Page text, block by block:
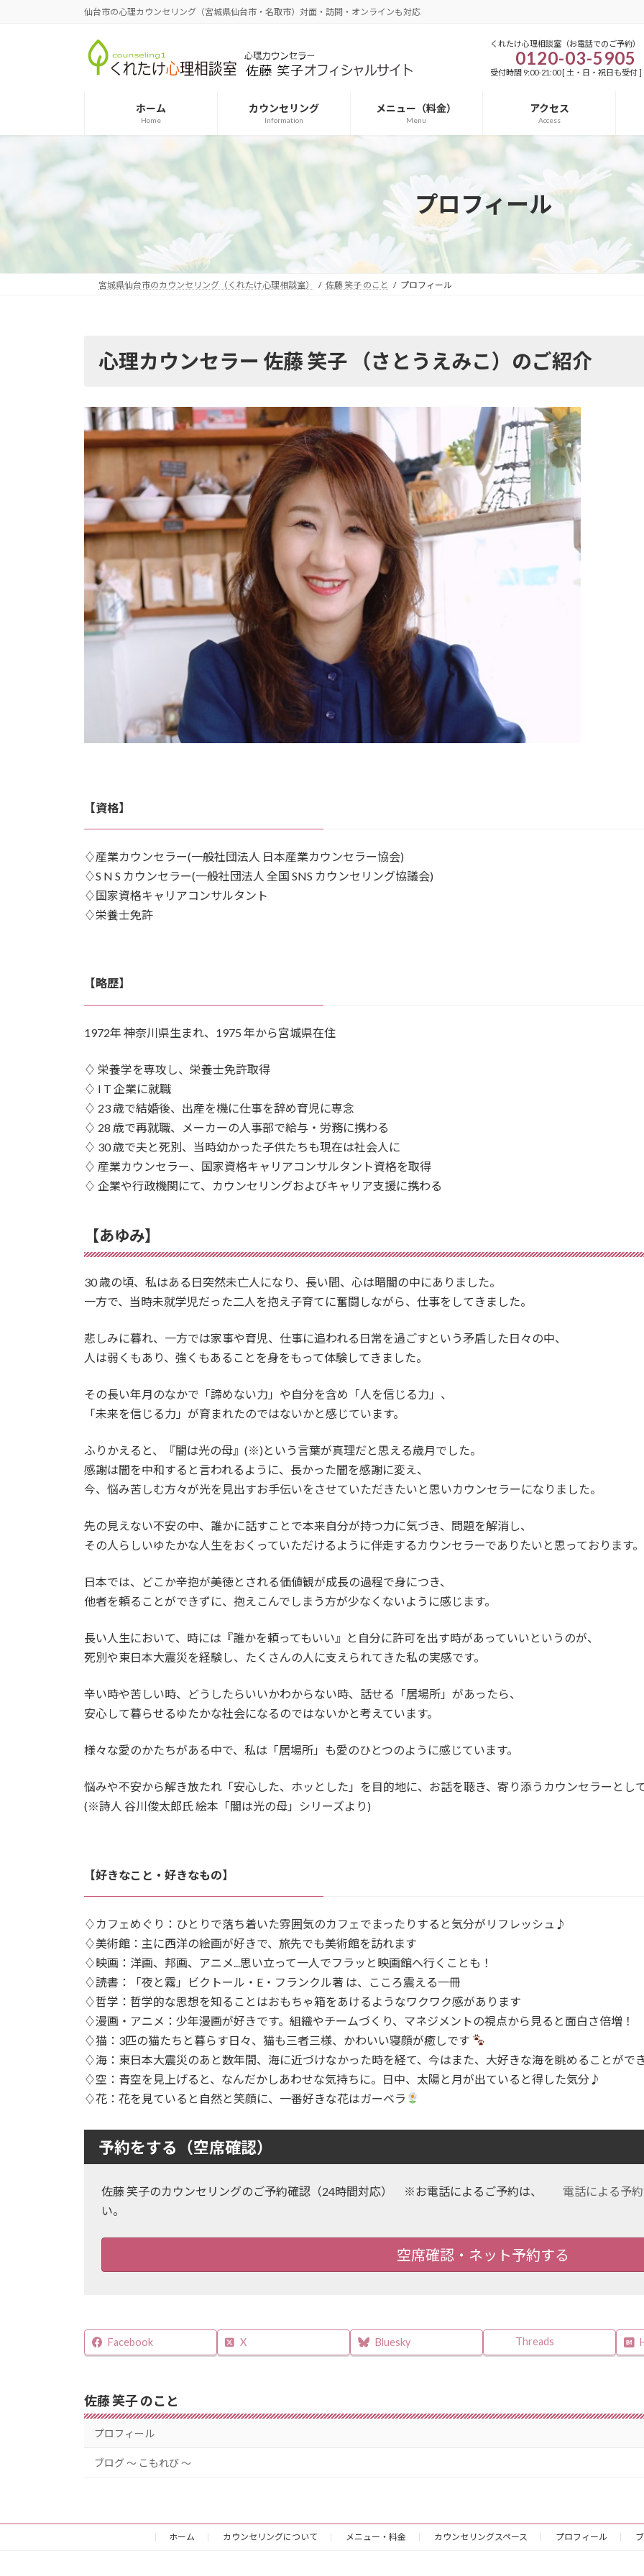
仙台市の心理カウンセリング（宮城県仙台市・名取市）対面・訪問・オンラインも対応
くれたけ心理相談室（お電話でのご予約）
0120-03-5905
受付時間 9:00-21:00 [ 土・日・祝日も受付 ]
ホーム
Home
カウンセリング
Information
メニュー（料金）
Menu
アクセス
Access
プロフィール
宮城県仙台市のカウンセリング（くれたけ心理相談室） 佐藤 笑子 のこと プロフィール
心理カウンセラー 佐藤 笑子 （さとうえみこ）のご紹介
【資格】
♢産業カウンセラー(一般社団法人 日本産業カウンセラー協会)
♢S N S カウンセラー(一般社団法人 全国 SNS カウンセリング協議会)
♢国家資格キャリアコンサルタント
♢栄養士免許
【略歴】
1972年 神奈川県生まれ、1975 年から宮城県在住
♢ 栄養学を専攻し、栄養士免許取得
♢ I T 企業に就職
♢ 23 歳で結婚後、出産を機に仕事を辞め育児に専念
♢ 28 歳で再就職、メーカーの人事部で給与・労務に携わる
♢ 30 歳で夫と死別、当時幼かった子供たちも現在は社会人に
♢ 産業カウンセラー、国家資格キャリアコンサルタント資格を取得
♢ 企業や行政機関にて、カウンセリングおよびキャリア支援に携わる
【あゆみ】
30 歳の頃、私はある日突然未亡人になり、⻑い間、心は暗闇の中にありました。
一方で、当時未就学児だった二人を抱え子育てに奮闘しながら、仕事をしてきました。
悲しみに暮れ、一方では家事や育児、仕事に追われる日常を過ごすという矛盾した日々の中、
人は弱くもあり、強くもあることを身をもって体験してきました。
その⻑い年月のなかで「諦めない力」や自分を含め「人を信じる力」、
「未来を信じる力」が育まれたのではないかと感じています。
ふりかえると、『闇は光の母』(※)という言葉が真理だと思える歳月でした。
感謝は闇を中和すると言われるように、⻑かった闇を感謝に変え、
今、悩み苦しむ方々が光を見出すお手伝いをさせていただきたいと思いカウンセラーになりました。
先の見えない不安の中、誰かに話すことで本来自分が持つ力に気づき、問題を解消し、
その人らしいゆたかな人生をおくっていただけるように伴走するカウンセラーでありたいと思っております。
日本では、どこか辛抱が美徳とされる価値観が成⻑の過程で身につき、
他者を頼ることができずに、抱えこんでしまう方が少なくないように感じます。
⻑い人生において、時には『誰かを頼ってもいい』と自分に許可を出す時があっていいというのが、
死別や東日本大震災を経験し、たくさんの人に支えられてきた私の実感です。
辛い時や苦しい時、どうしたらいいかわからない時、話せる「居場所」があったら、
安心して暮らせるゆたかな社会になるのではないかと考えています。
様々な愛のかたちがある中で、私は「居場所」も愛のひとつのように感じています。
悩みや不安から解き放たれ「安心した、ホッとした」を目的地に、お話を聴き、寄り添うカウンセラーとし
(※詩人 谷川俊太郎氏 絵本「闇は光の母」シリーズより)
【好きなこと・好きなもの】
♢カフェめぐり：ひとりで落ち着いた雰囲気のカフェでまったりすると気分がリフレッシュ♪
♢美術館：主に⻄洋の絵画が好きで、旅先でも美術館を訪れます
♢映画：洋画、邦画、アニメ...思い立って一人でフラッと映画館へ行くことも！
♢読書：「夜と霧」ビクトール・E・フランクル著 は、こころ震える一冊
♢哲学：哲学的な思想を知ることはおもちゃ箱をあけるようなワクワク感があります
♢漫画・アニメ：少年漫画が好きです。組織やチームづくり、マネジメントの視点から見ると面白さ倍増！
♢猫：3匹の猫たちと暮らす日々、猫も三者三様、かわいい寝顔が癒しです
♢海：東日本大震災のあと数年間、海に近づけなかった時を経て、今はまた、大好きな海を眺めることがで
♢空：⻘空を見上げると、なんだかしあわせな気持ちに。日中、太陽と月が出ていると得した気分♪
♢花：花を見ていると自然と笑顔に、一番好きな花はガーベラ
予約をする（空席確認）
佐藤 笑子のカウンセリングのご予約確認（24時間対応） ※お電話によるご予約は、 電話による予
い。
空席確認・ネット予約する
Facebook X Bluesky Threads
佐藤 笑子 のこと
プロフィール
ブログ 〜 こもれび 〜
ホーム カウンセリングについて メニュー・料金 カウンセリングスペース プロフィール